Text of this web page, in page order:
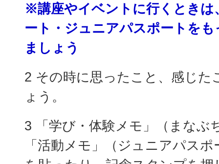
※講座やイベントに行くときは
ート・ジュニアパスポートを
ましょう
2 その時に思ったこと、感じた
ょう。
3 「学び・体験メモ」（まなぶ
「活動メモ」（ジュニアパス